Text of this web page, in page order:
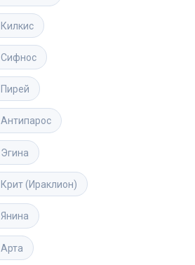
Килкис
Сифнос
Пирей
Антипарос
Эгина
Крит (Ираклион)
Янина
Арта